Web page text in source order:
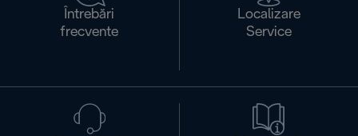
Întrebări
frecvente
Localizare
Service